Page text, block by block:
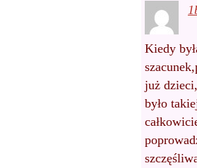
Kiedy
już
było